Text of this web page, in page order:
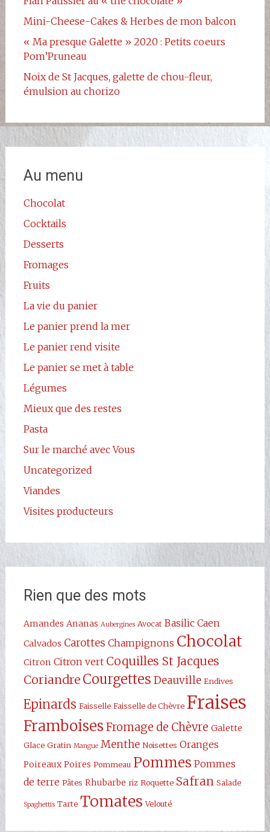
Mini-Cheese-Cakes & Herbes de mon balcon
« Ma presque Galette » 2020 : Petits coeurs
Pom’Pruneau
Noix de St Jacques, galette de chou-fleur,
émulsion au chorizo
Au menu
Chocolat
Cocktails
Desserts
Fromages
Fruits
La vie du panier
Le panier prend la mer
Le panier rend visite
Le panier se met à table
Légumes
Mieux que des restes
Pasta
Sur le marché avec Vous
Uncategorized
Viandes
Visites producteurs
Rien que des mots
Amandes Ananas Aubergines Avocat Basilic Caen
Calvados Carottes Champignons Chocolat
Citron Citron vert Coquilles St Jacques
Coriandre Courgettes Deauville Endives
Epinards Faisselle Faisselle de Chèvre Fraises
Framboises Fromage de Chèvre Galette
Glace Gratin Mangue Menthe Noisettes Oranges
Poireaux Poires Pommeau Pommes Pommes
de terre Pâtes Rhubarbe riz Roquette Safran Salade
Spaghettis Tarte Tomates Velouté